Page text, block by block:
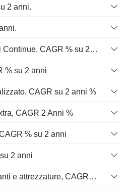
2 anni.
Utili dalle Operazioni Continue, CAGR % su 2 anni
% su 2 anni
CAGR su 2 anni %
CAGR 2 Anni %
% su 2 anni
2 anni
Proprietà netta, impianti e attrezzature, CAGR su 2 anni %